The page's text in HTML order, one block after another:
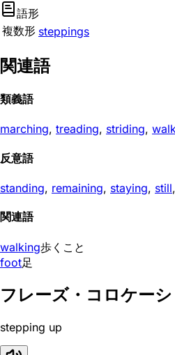
語形
複数形 steppings
関連語
類義語
marching, treading, striding,
反意語
standing, remaining, staying, still,
関連語
walking歩くこと
foot足
フレーズ・コロケー
stepping up